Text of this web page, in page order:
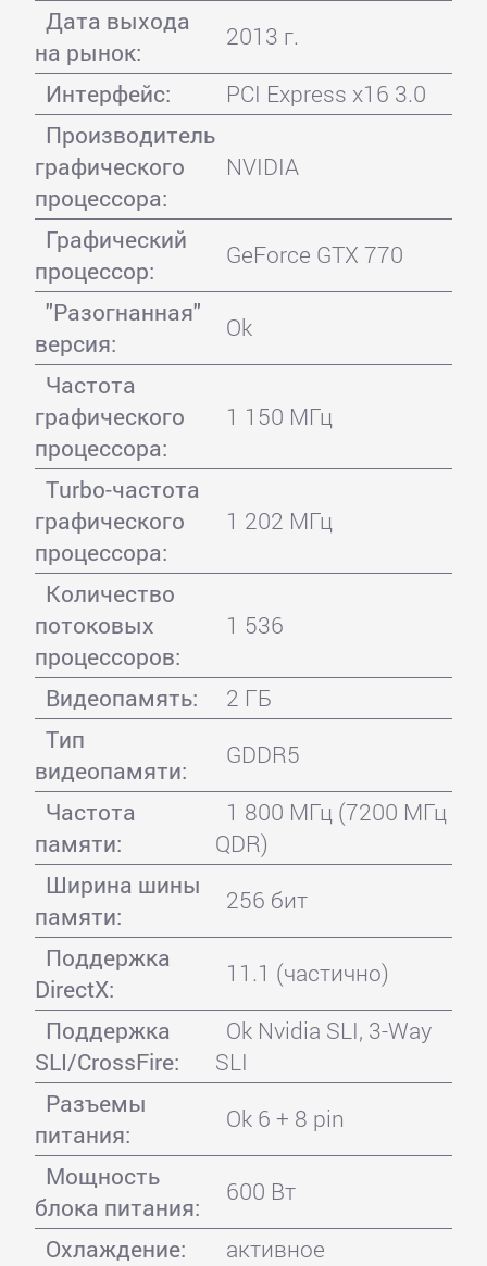
Дата выхода
на рынок:
2013 г.
Интерфейс:
PCI Express x16 3.0
Производитель
графического
процессора:
NVIDIA
Графический
процессор:
GeForce GTX 770
"Разогнанная"
версия:
Ok
Частота
графического
процессора:
1 150 МГц
Turbo-частота
графического
процессора:
1 202 МГц
Количество
потоковых
процессоров:
1 536
Видеопамять:
2 ГБ
Тип
видеопамяти:
GDDR5
Частота
памяти:
1 800 МГц (7200 МГц
QDR)
Ширина шины
памяти:
256 бит
Поддержка
DirectX:
11.1 (частично)
Поддержка
SLI/CrossFire:
Ok Nvidia SLI, 3-Way
SLI
Разъемы
питания:
Ok 6 + 8 pin
Мощность
блока питания:
600 Вт
Охлаждение:
активное